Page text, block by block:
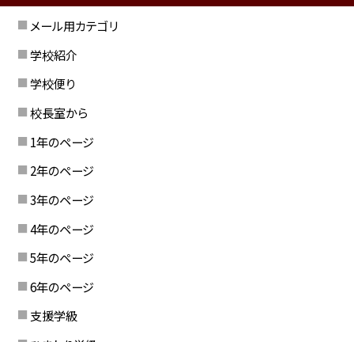
メール用カテゴリ
学校紹介
学校便り
校長室から
1年のページ
2年のページ
3年のページ
4年のページ
5年のページ
6年のページ
支援学級